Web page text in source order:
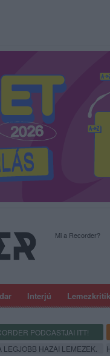
Interjú
Mi a Recorder?
PODCASTJAI ITT!
LEGJOBB HAZAI LEMEZEK.